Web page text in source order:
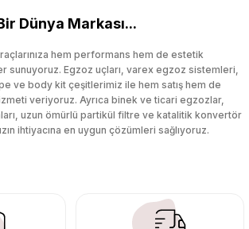
Dünya Markası...
hem performans hem de estetik
sunuyoruz. Egzoz uçları, varex egzoz sistemleri,
ve body kit çeşitlerimiz ile hem satış hem de
veriyoruz. Ayrıca binek ve ticari egzozlar,
uzun ömürlü partikül filtre ve katalitik konvertör
ihtiyacına en uygun çözümleri sağlıyoruz.
sürücüler için özel performans egzozları ve
yenileyebilir, body kit uygulamalarıyla aracınızın
üst seviyeye taşıyabilirsiniz.